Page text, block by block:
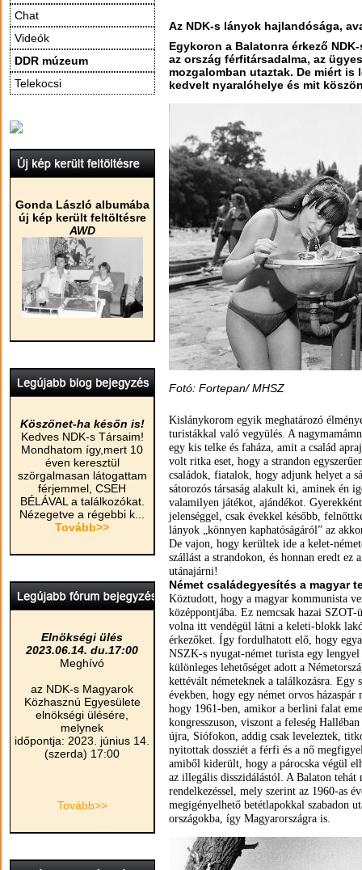
Chat
Videók
DDR múzeum
Telekocsi
Gonda László albumába
új kép került feltöltésre
AWD
Köszönet-ha későn is!
Kedves NDK-s Társaim!
Mondhatom így,mert 10
éven keresztül
szörgalmasan látogattam
férjemmel, CSEH
BÉLÁVAL a találkozókat.
Nézegetve a régebbi k...
Tovább>>
Elnökségi ülés
2023.06.14. du.17:00
Meghívó
az NDK-s Magyarok
Közhasznú Egyesülete
elnökségi ülésére,
melynek
időpontja: 2023. június 14.
(szerda) 17:00
Tovább>>
Az NDK-s lányok hajlandósága,
Egykoron a Balatonra érkező
az ország férfitársadalma, az
mozgalomban utaztak. De miért is
kedvelt nyaralóhelye és mit
Fotó: Fortepan/ MHSZ
Kislánykorom egyik meghatározó
turistákkal való vegyülés. A
egy kis telke és faháza, amit a család
volt ritka eset, hogy a strandon
családok, fiatalok, hogy adjunk helyet a
sátorozós társaság alakult ki, aminek én
valamilyen játékot, ajándékot.
jelenséggel, csak évekkel később,
lányok „könnyen kaphatóságáról” az
De vajon, hogy kerültek ide a kelet-
szállást a strandokon, és honnan eredt ez
utánajárni!
Német családegyesítés a magyar
Köztudott, hogy a magyar kommunista
középpontjába. Ez nemcsak hazai
volna itt vendégül látni a keleti-blokk
érkezőket. Így fordulhatott elő, hogy
NSZK-s nyugat-német turista egy
különleges lehetőséget adott a
kettévált németeknek a találkozásra. Egy
években, hogy egy német orvos
hogy 1961-ben, amikor a berlini falat
kongresszuson, viszont a feleség
újra, Siófokon, addig csak leveleztek,
nyitottak dossziét a férfi és a nő
amiből kiderült, hogy a párocska végül
az illegális disszidálástól. A Balaton
rendelkezéssel, mely szerint az 1960-as
megigényelhető betétlapokkal szabadon
országokba, így Magyarországra is.